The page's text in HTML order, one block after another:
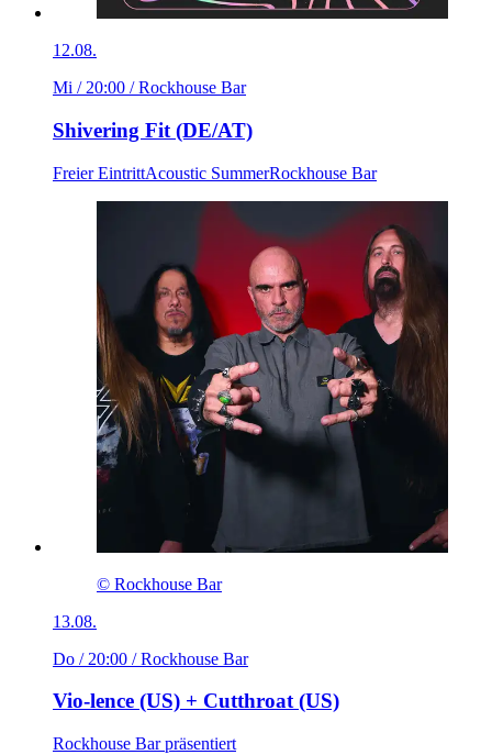
12.08.
Mi / 20:00 / Rockhouse Bar
Shivering Fit (DE/AT)
Freier EintrittAcoustic SummerRockhouse Bar
© Rockhouse Bar
13.08.
Do / 20:00 / Rockhouse Bar
Vio-lence (US) + Cutthroat (US)
Rockhouse Bar präsentiert